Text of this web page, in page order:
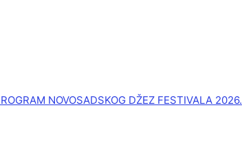
NOVOSADSKOG DŽEZ FESTIVALA 2026.